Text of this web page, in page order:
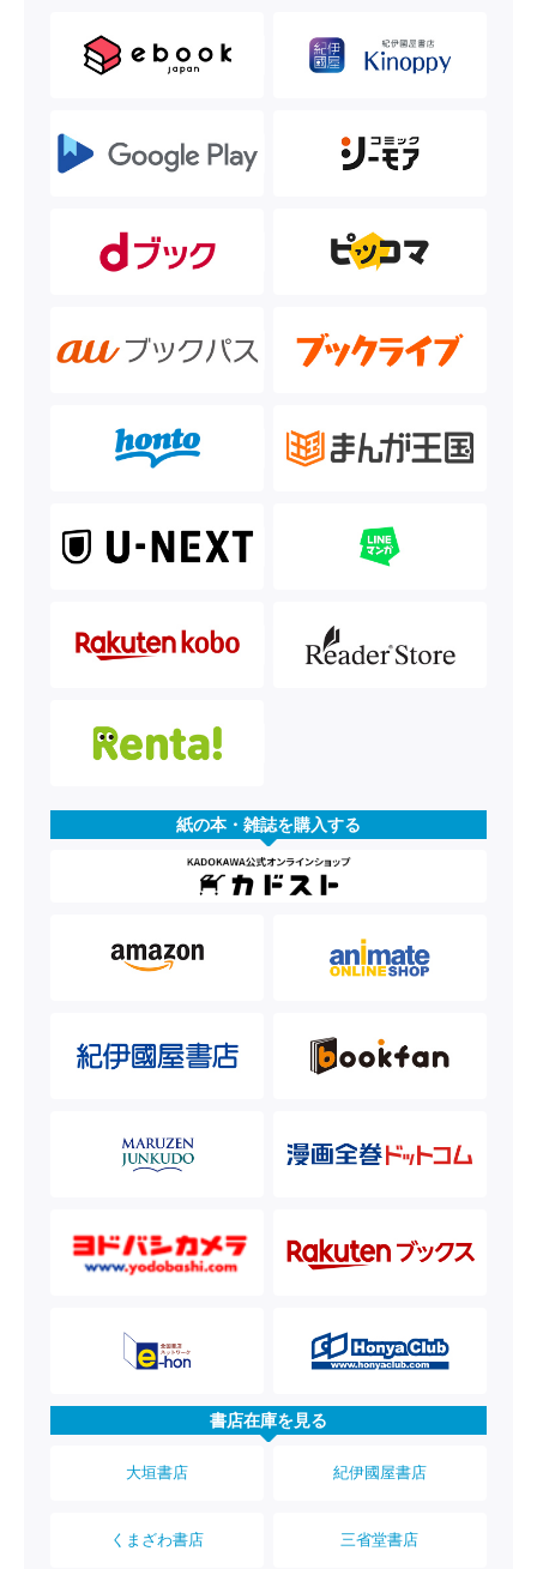
紙の本・雑誌を購入する
書店在庫を見る
大垣書店 紀伊國屋書店
くまざわ書店 三省堂書店